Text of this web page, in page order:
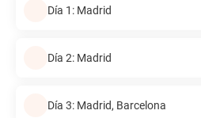
Día 1: Madrid
Día 2: Madrid
Día 3: Madrid, Barcelona